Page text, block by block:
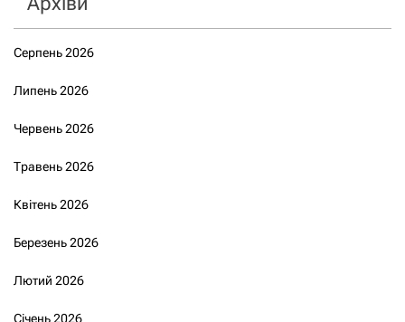
Серпень 2026
Липень 2026
Червень 2026
Травень 2026
Квітень 2026
Березень 2026
Лютий 2026
Січень 2026